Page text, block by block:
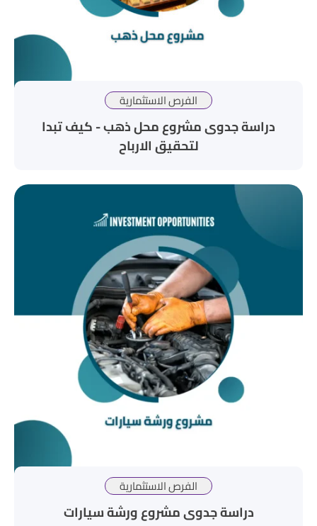
الفرص الاستثمارية
دراسة جدوى مشروع محل ذهب - كيف تبدا
لتحقيق الارباح
الفرص الاستثمارية
دراسة جدوى مشروع ورشة سيارات